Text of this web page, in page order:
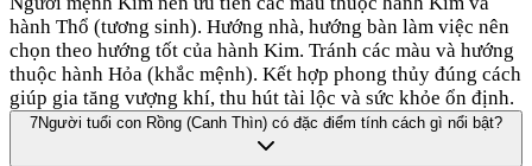
hành Thổ (tương sinh). Hướng nhà, hướng bàn làm việc nên
chọn theo hướng tốt của hành Kim. Tránh các màu và hướng
thuộc hành Hỏa (khắc mệnh). Kết hợp phong thủy đúng cách
giúp gia tăng vượng khí, thu hút tài lộc và sức khỏe ổn định.
7Người tuổi con Rồng (Canh Thìn) có đặc điểm tính cách gì nổi bật?